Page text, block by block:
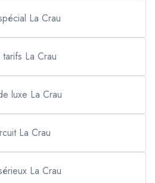
La Crau
tarifs La Crau
luxe La Crau
La Crau
La Crau